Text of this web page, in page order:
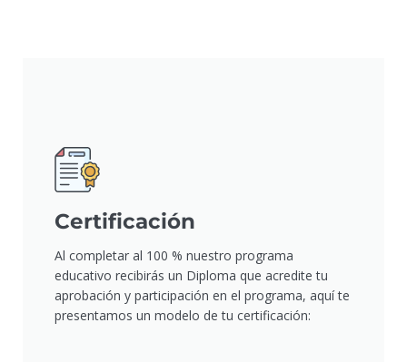
Certificación
Al completar al 100 % nuestro programa
educativo recibirás un Diploma que acredite tu
aprobación y participación en el programa, aquí te
presentamos un modelo de tu certificación: